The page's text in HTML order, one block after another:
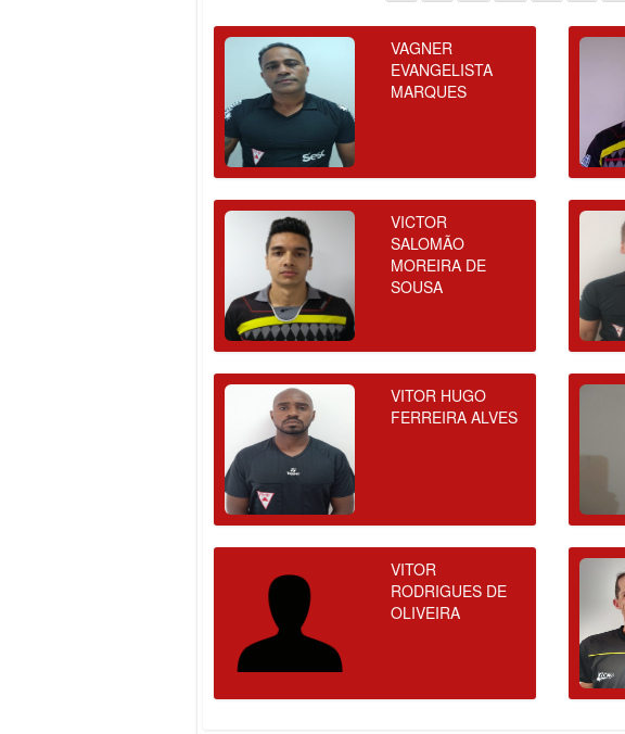
VAGNER
EVANGELISTA
MARQUES
VICTOR
SALOMÃO
MOREIRA DE
SOUSA
VITOR HUGO
FERREIRA ALVES
VITOR
RODRIGUES DE
OLIVEIRA